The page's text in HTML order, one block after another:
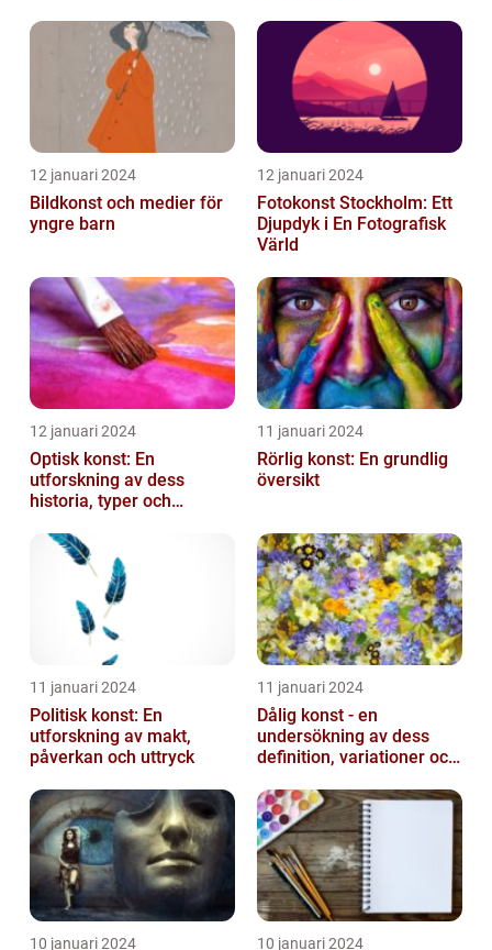
12 januari 2024
Bildkonst och medier för
yngre barn
12 januari 2024
Fotokonst Stockholm: Ett
Djupdyk i En Fotografisk
Värld
12 januari 2024
Optisk konst: En
utforskning av dess
historia, typer och
11 januari 2024
Rörlig konst: En grundlig
översikt
11 januari 2024
Politisk konst: En
utforskning av makt,
påverkan och uttryck
11 januari 2024
Dålig konst - en
undersökning av dess
definition, variationer och
10 januari 2024 10 januari 2024